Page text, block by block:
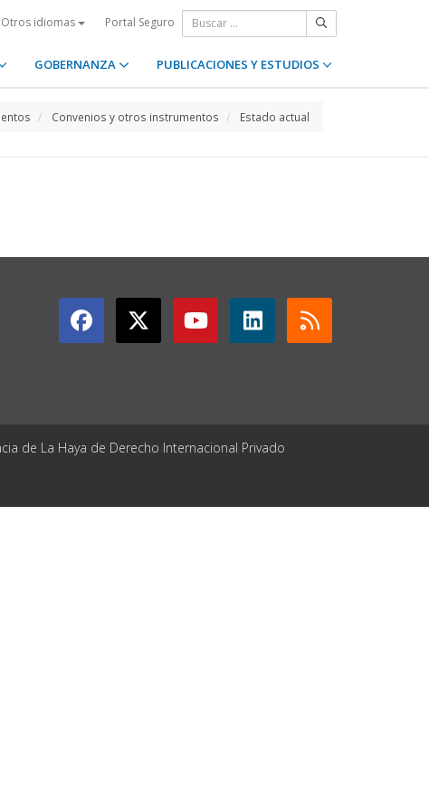
Otros idiomas Portal Seguro
GOBERNANZA PUBLICACIONES Y ESTUDIOS
Convenios y otros instrumentos Estado actual
de La Haya de Derecho Internacional Privado